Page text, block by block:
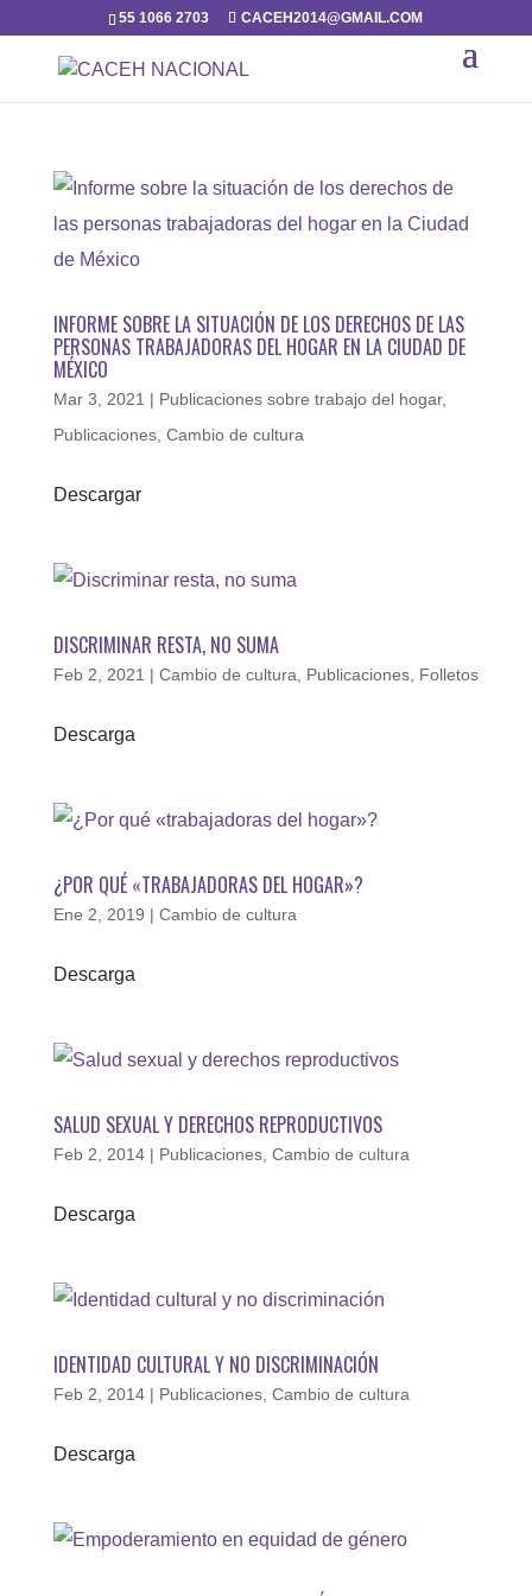
55 1066 2703 CACEH2014@GMAIL.COM
INFORME SOBRE LA SITUACIÓN DE LOS DERECHOS DE LAS
PERSONAS TRABAJADORAS DEL HOGAR EN LA CIUDAD DE
MÉXICO
Mar 3, 2021 | Publicaciones sobre trabajo del hogar,
Publicaciones, Cambio de cultura
Descargar
DISCRIMINAR RESTA, NO SUMA
Feb 2, 2021 | Cambio de cultura Publicaciones, Folletos
Descarga
¿POR QUÉ «TRABAJADORAS DEL HOGAR»?
Ene 2, 2019 | Cambio de cultura
Descarga
SALUD SEXUAL Y DERECHOS REPRODUCTIVOS
Feb 2, 2014| Publicaciones, Cambio de cultura
Descarga
IDENTIDAD CULTURAL Y NO DISCRIMINACIÓN
Feb 2, 2014| Publicaciones, Cambio de cultura
Descarga